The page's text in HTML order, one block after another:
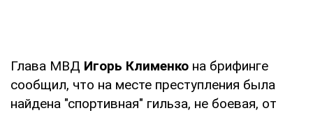
Глава МВД Игорь Клименко на брифинге
сообщил, что на месте преступления была
найдена "спортивная" гильза, не боевая, от